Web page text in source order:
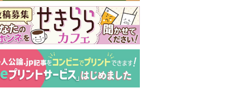
実家の処分から終
の棲家までどうす
る？60代からの家
モンダイ
最新号